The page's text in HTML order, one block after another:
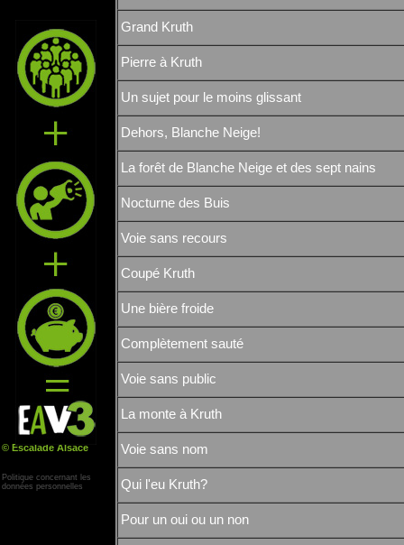
© Escalade Alsace
Politique concernant les
données personnelles
Grand Kruth
Pierre à Kruth
Un sujet pour le moins glissant
Dehors, Blanche Neige!
La forêt de Blanche Neige et des sept nains
Nocturne des Buis
Voie sans recours
Coupé Kruth
Une bière froide
Complètement sauté
Voie sans public
La monte à Kruth
Voie sans nom
Qui l'eu Kruth?
Pour un oui ou un non